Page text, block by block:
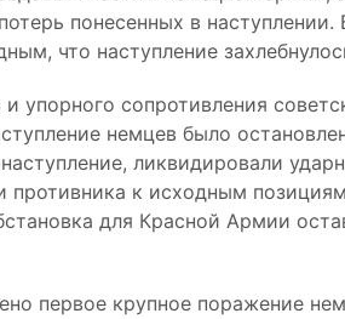
понесенных в
что наступление
упорного сопротивления
немцев было
ликвидировали
противника к исходным
для Красной Армии
первое крупное поражение